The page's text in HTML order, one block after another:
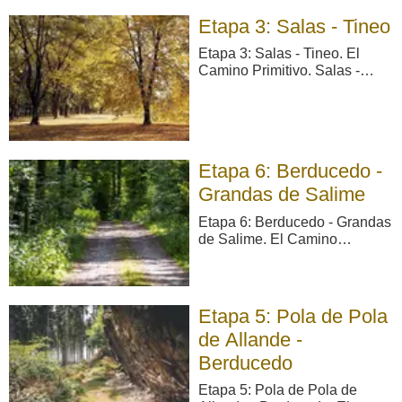
concejos de Grado y Salas,
los dos municipios por los que
se circula durante los 22,51
km que comprende el r ...
Etapa 3: Salas - Tineo
Etapa 3: Salas - Tineo. El
Camino Primitivo. Salas -
distribución de los mismos en
cuanto a la ti ...
Etapa 6: Berducedo -
Grandas de Salime
Etapa 6: Berducedo - Grandas
de Salime. El Camino
discurre por los concejos de
Allande, Grandas de Salime y,
durante unos pocos metros,
por Pesoz. La mitad del
Etapa 5: Pola de Pola
de Allande -
Berducedo
Etapa 5: Pola de Pola de